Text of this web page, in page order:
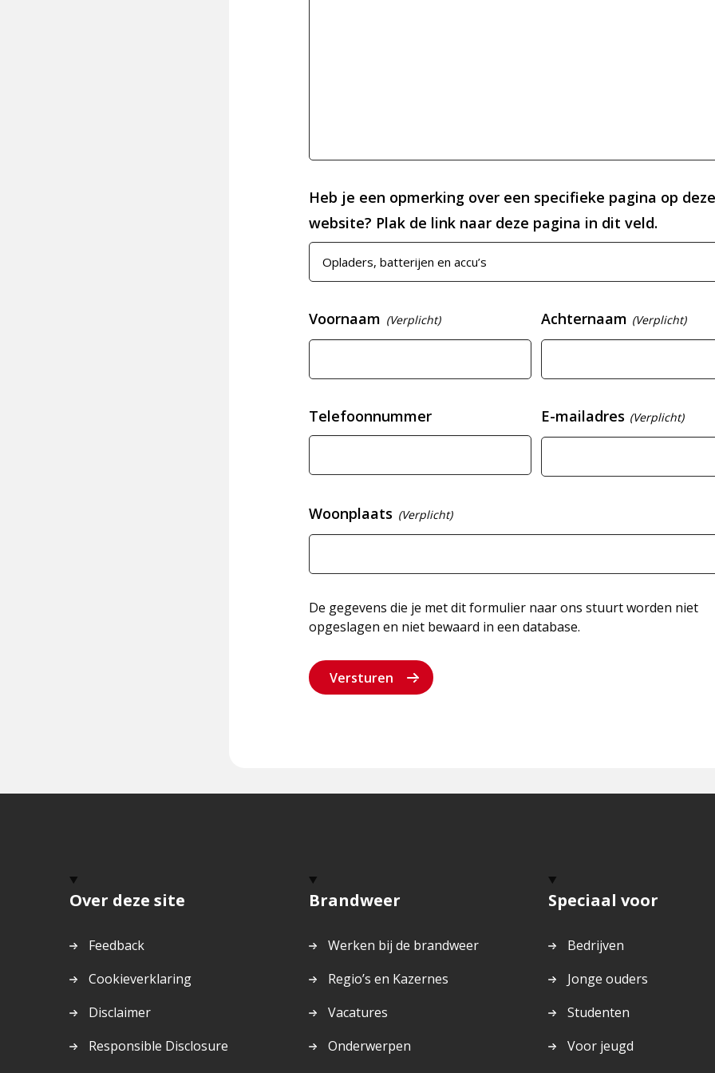
Heb je een opmerking over een specifieke pagina op deze
website? Plak de link naar deze pagina in dit veld.
Voornaam (Verplicht) Achternaam (Verplicht)
Telefoonnummer E-mailadres (Verplicht)
Woonplaats (Verplicht)
De gegevens die je met dit formulier naar ons stuurt worden niet
opgeslagen en niet bewaard in een database.
Over deze site
Feedback
Cookieverklaring
Disclaimer
Responsible Disclosure
Brandweer
Werken bij de brandweer
Regio’s en Kazernes
Vacatures
Onderwerpen
Speciaal voor
Bedrijven
Jonge ouders
Studenten
Voor jeugd